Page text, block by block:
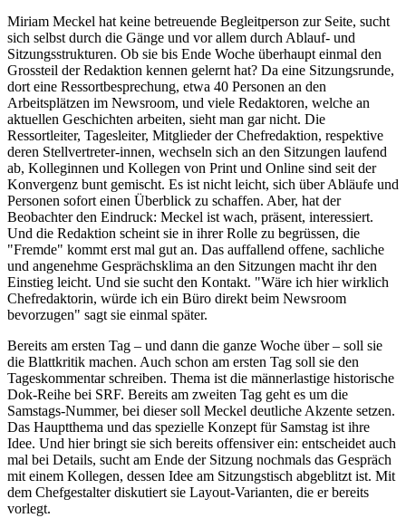
Miriam Meckel hat keine betreuende Begleitperson zur Seite, sucht
sich selbst durch die Gänge und vor allem durch Ablauf- und
Sitzungsstrukturen. Ob sie bis Ende Woche überhaupt einmal den
Grossteil der Redaktion kennen gelernt hat? Da eine Sitzungsrunde,
dort eine Ressortbesprechung, etwa 40 Personen an den
Arbeitsplätzen im Newsroom, und viele Redaktoren, welche an
aktuellen Geschichten arbeiten, sieht man gar nicht. Die
Ressortleiter, Tagesleiter, Mitglieder der Chefredaktion, respektive
deren Stellvertreter-innen, wechseln sich an den Sitzungen laufend
ab, Kolleginnen und Kollegen von Print und Online sind seit der
Konvergenz bunt gemischt. Es ist nicht leicht, sich über Abläufe und
Personen sofort einen Überblick zu schaffen. Aber, hat der
Beobachter den Eindruck: Meckel ist wach, präsent, interessiert.
Und die Redaktion scheint sie in ihrer Rolle zu begrüssen, die
"Fremde" kommt erst mal gut an. Das auffallend offene, sachliche
und angenehme Gesprächsklima an den Sitzungen macht ihr den
Einstieg leicht. Und sie sucht den Kontakt. "Wäre ich hier wirklich
Chefredaktorin, würde ich ein Büro direkt beim Newsroom
bevorzugen" sagt sie einmal später.
Bereits am ersten Tag – und dann die ganze Woche über – soll sie
die Blattkritik machen. Auch schon am ersten Tag soll sie den
Tageskommentar schreiben. Thema ist die männerlastige historische
Dok-Reihe bei SRF. Bereits am zweiten Tag geht es um die
Samstags-Nummer, bei dieser soll Meckel deutliche Akzente setzen.
Das Hauptthema und das spezielle Konzept für Samstag ist ihre
Idee. Und hier bringt sie sich bereits offensiver ein: entscheidet auch
mal bei Details, sucht am Ende der Sitzung nochmals das Gespräch
mit einem Kollegen, dessen Idee am Sitzungstisch abgeblitzt ist. Mit
dem Chefgestalter diskutiert sie Layout-Varianten, die er bereits
vorlegt.